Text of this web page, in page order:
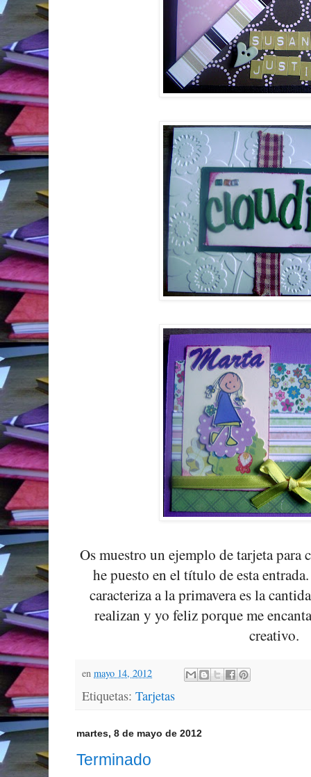
Os muestro un ejemplo de tarjeta para
he puesto en el título de esta
caracteriza a la primavera es la
realizan y yo feliz porque me
creativo.
en mayo 14, 2012
Etiquetas: Tarjetas
martes, 8 de mayo de 2012
Terminado